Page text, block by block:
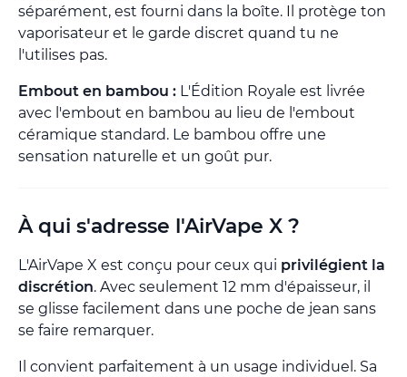
séparément, est fourni dans la boîte. Il protège ton
vaporisateur et le garde discret quand tu ne
l'utilises pas.
Embout en bambou : L'Édition Royale est livrée
avec l'embout en bambou au lieu de l'embout
céramique standard. Le bambou offre une
sensation naturelle et un goût pur.
À qui s'adresse l'AirVape X ?
L'AirVape X est conçu pour ceux qui privilégient la
discrétion. Avec seulement 12 mm d'épaisseur, il
se glisse facilement dans une poche de jean sans
se faire remarquer.
Il convient parfaitement à un usage individuel. Sa